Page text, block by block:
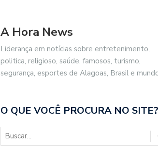
A Hora News
Liderança em notícias sobre entretenimento,
politica, religioso, saúde, famosos, turismo,
segurança, esportes de Alagoas, Brasil e
O QUE VOCÊ PROCURA NO SITE?